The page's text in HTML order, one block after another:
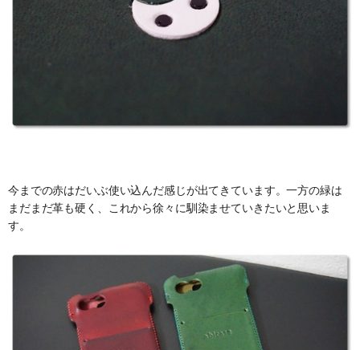
今までの赤はだいぶ使い込んだ感じが出てきています。一方の緑は
まだまだ革も硬く、これから徐々に馴染ませていきたいと思いま
す。